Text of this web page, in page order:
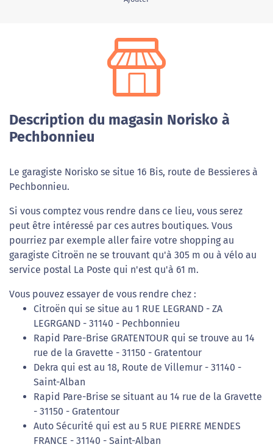
Description du magasin Norisko à
Pechbonnieu
Le garagiste Norisko se situe 16 Bis, route de Bessieres à
Pechbonnieu.
Si vous comptez vous rendre dans ce lieu, vous serez
peut être intéressé par ces autres boutiques. Vous
pourriez par exemple aller faire votre shopping au
garagiste Citroën ne se trouvant qu'à 305 m ou à vélo au
service postal La Poste qui n'est qu'à 61 m.
Vous pouvez essayer de vous rendre chez :
Citroën qui se situe au 1 RUE LEGRAND - ZA
LEGRGAND - 31140 - Pechbonnieu
Rapid Pare-Brise GRATENTOUR qui se trouve au 14
rue de la Gravette - 31150 - Gratentour
Dekra qui est au 18, Route de Villemur - 31140 -
Saint-Alban
Rapid Pare-Brise se situant au 14 rue de la Gravette
- 31150 - Gratentour
Auto Sécurité qui est au 5 RUE PIERRE MENDES
FRANCE - 31140 - Saint-Alban